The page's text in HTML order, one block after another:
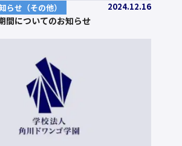
らせ（その他） 2024.12.16
間についてのお知らせ